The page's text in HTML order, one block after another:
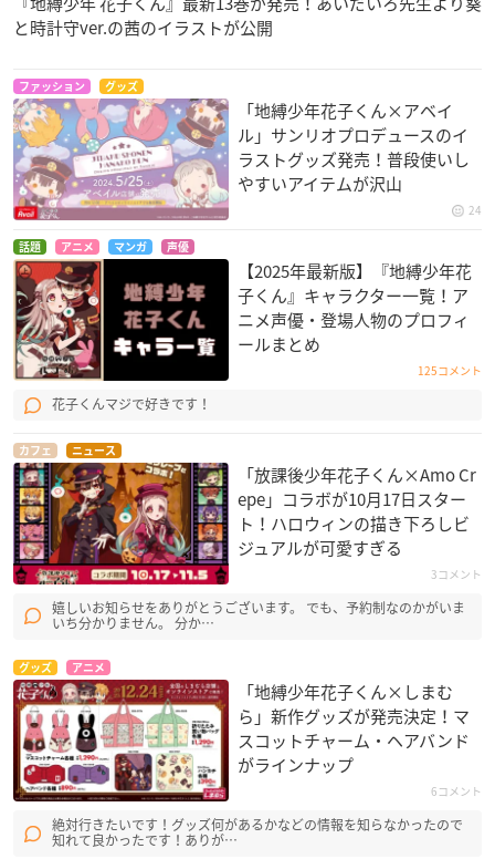
と時計守ver.の茜のイラストが公開
ファッション グッズ
「地縛少年花子くん×アベイ
ル」サンリオプロデュースのイ
ラストグッズ発売！普段使いし
やすいアイテムが沢山
24
話題 アニメ マンガ 声優
【2025年最新版】『地縛少年花
子くん』キャラクター一覧！ア
ニメ声優・登場人物のプロフィ
ールまとめ
125コメント
花子くんマジで好きです！
カフェ ニュース
「放課後少年花子くん×Amo Cr
epe」コラボが10月17日スター
ト！ハロウィンの描き下ろしビ
ジュアルが可愛すぎる
3コメント
嬉しいお知らせをありがとうございます。 でも、予約制なのかがいま
いち分かりません。 分か…
グッズ アニメ
「地縛少年花子くん×しまむ
ら」新作グッズが発売決定！マ
スコットチャーム・ヘアバンド
がラインナップ
6コメント
絶対行きたいです！グッズ何があるかなどの情報を知らなかったので
知れて良かったです！ありが…